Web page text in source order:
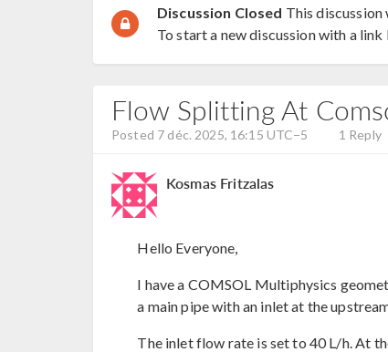
Discussion Closed This discussion
To start a new discussion with a
Flow Splitting At
Posted 7 déc. 2025, 16:15 UTC−5 1 Reply
Kosmas Fritzalas
Hello Everyone,
I have a COMSOL Multiphysics
a main pipe with an inlet at the
The inlet flow rate is set to 40 L/h. At